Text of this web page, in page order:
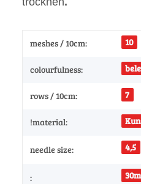
meshes / 10cm: 10
colourfulness:
rows / 10cm: 7
!material:
needle size: 4,5
: 30m